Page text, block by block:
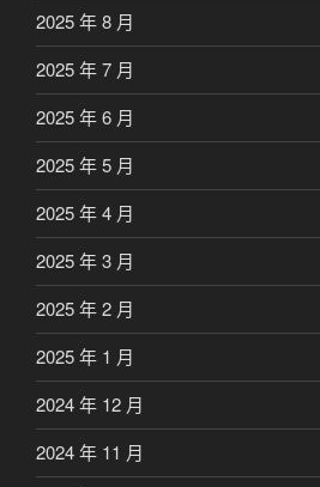
2025 年 8 月
2025 年 7 月
2025 年 6 月
2025 年 5 月
2025 年 4 月
2025 年 3 月
2025 年 2 月
2025 年 1 月
2024 年 12 月
2024 年 11 月